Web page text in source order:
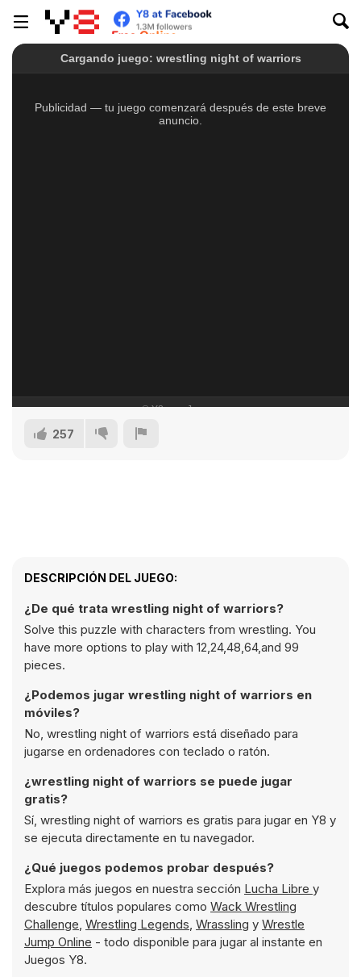
257
DESCRIPCIÓN DEL JUEGO:
¿De qué trata wrestling night of warriors?
Solve this puzzle with characters from wrestling. You
have more options to play with 12,24,48,64,and 99
pieces.
¿Podemos jugar wrestling night of warriors en
móviles?
No, wrestling night of warriors está diseñado para
jugarse en ordenadores con teclado o ratón.
¿wrestling night of warriors se puede jugar
gratis?
Sí, wrestling night of warriors es gratis para jugar en Y8 y
se ejecuta directamente en tu navegador.
¿Qué juegos podemos probar después?
Explora más juegos en nuestra sección Lucha Libre y
descubre títulos populares como Wack Wrestling
Challenge, Wrestling Legends, Wrassling y Wrestle
Jump Online - todo disponible para jugar al instante en
Juegos Y8.